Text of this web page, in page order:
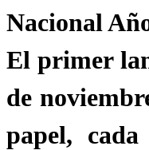
Nacional
El primer
de
papel,